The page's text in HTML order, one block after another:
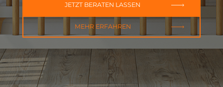
JETZT BERATEN LASSEN
MEHR ERFAHREN